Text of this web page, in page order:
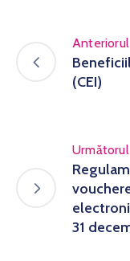
Anteriorul
(CEI)
Următorul
31